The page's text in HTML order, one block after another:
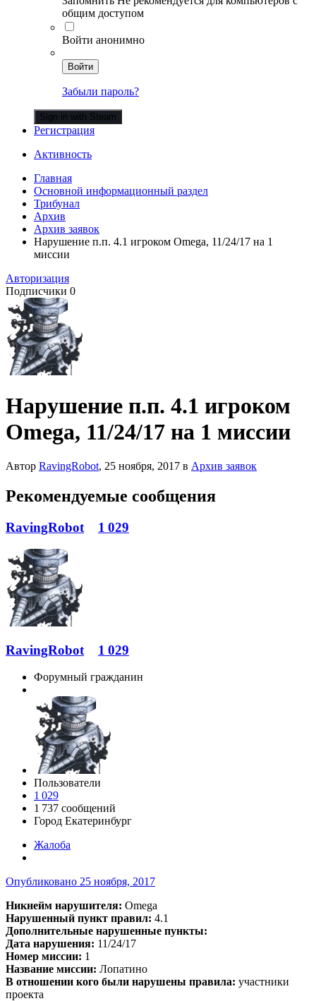
общим доступом
Войти анонимно
Войти
Забыли пароль?
Sign in with Steam
Регистрация
Активность
Главная
Основной информационный раздел
Трибунал
Архив
Архив заявок
Нарушение п.п. 4.1 игроком Omega, 11/24/17 на 1
миссии
Авторизация
Подписчики 0
Нарушение п.п. 4.1 игроком
Omega, 11/24/17 на 1 миссии
Автор RavingRobot, 25 ноября, 2017 в Архив заявок
Рекомендуемые сообщения
RavingRobot 1 029
RavingRobot 1 029
Форумный гражданин
Пользователи
1 029
1 737 сообщений
Город Екатеринбург
Жалоба
Опубликовано 25 ноября, 2017
Никнейм нарушителя: Omega
Нарушенный пункт правил: 4.1
Дополнительные нарушенные пункты:
Дата нарушения: 11/24/17
Номер миссии: 1
Название миссии: Лопатино
В отношении кого были нарушены правила: участники
проекта